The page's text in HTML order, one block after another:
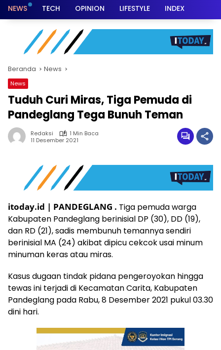
NEWS TECH OPINION LIFESTYLE INDEX
Beranda News
News
Tuduh Curi Miras, Tiga Pemuda di
Pandeglang Tega Bunuh Teman
Redaksi
1 Min Baca
11 Desember 2021
itoday.id | PANDEGLANG . Tiga pemuda warga
Kabupaten Pandeglang berinisial DP (30), DD (19),
dan RD (21), sadis membunuh temannya sendiri
berinisial MA (24) akibat dipicu cekcok usai minum
minuman keras atau miras.
Kasus dugaan tindak pidana pengeroyokan hingga
tewas ini terjadi di Kecamatan Carita, Kabupaten
Pandeglang pada Rabu, 8 Desember 2021 pukul 03.30
dini hari.